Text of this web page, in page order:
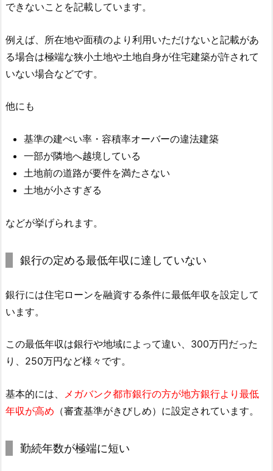
できないことを記載しています。
例えば、所在地や面積のより利用いただけないと記載があ
る場合は極端な狭小土地や土地自身が住宅建築が許されて
いない場合などです。
他にも
基準の建ぺい率・容積率オーバーの違法建築
一部が隣地へ越境している
土地前の道路が要件を満たさない
土地が小さすぎる
などが挙げられます。
銀行の定める最低年収に達していない
銀行には住宅ローンを融資する条件に最低年収を設定して
います。
この最低年収は銀行や地域によって違い、300万円だった
り、250万円など様々です。
基本的には、
メガバンク都市銀行の方が地方銀行より最低
年収が高め （審査基準がきびしめ）に設定されています。
勤続年数が極端に短い